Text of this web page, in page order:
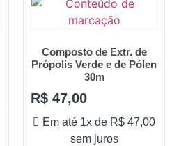
Composto de Extr. de
Própolis Verde e de Pólen
30m
R$ 47,00
Em até 1x de R$ 47,00
sem juros